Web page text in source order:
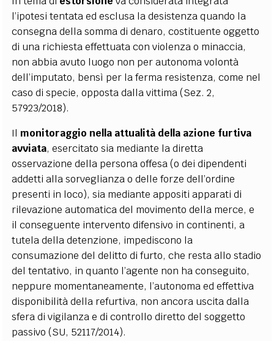
l’ipotesi tentata ed esclusa la desistenza quando la
consegna della somma di denaro, costituente oggetto
di una richiesta effettuata con violenza o minaccia,
non abbia avuto luogo non per autonoma volontà
dell’imputato, bensì per la ferma resistenza, come nel
caso di specie, opposta dalla vittima (Sez. 2,
57923/2018).
Il monitoraggio nella attualità della azione furtiva
avviata, esercitato sia mediante la diretta
osservazione della persona offesa (o dei dipendenti
addetti alla sorveglianza o delle forze dell’ordine
presenti in loco), sia mediante appositi apparati di
rilevazione automatica del movimento della merce, e
il conseguente intervento difensivo in continenti, a
tutela della detenzione, impediscono la
consumazione del delitto di furto, che resta allo stadio
del tentativo, in quanto l’agente non ha conseguito,
neppure momentaneamente, l’autonoma ed effettiva
disponibilità della refurtiva, non ancora uscita dalla
sfera di vigilanza e di controllo diretto del soggetto
passivo (SU, 52117/2014).